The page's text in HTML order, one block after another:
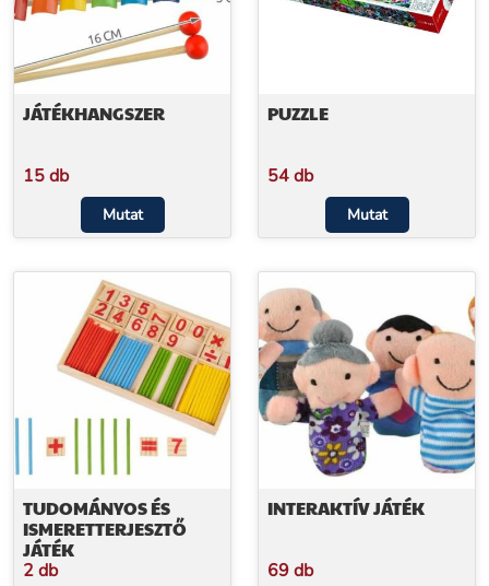
JÁTÉKHANGSZER
15 db
Mutat
PUZZLE
54 db
Mutat
TUDOMÁNYOS ÉS
ISMERETTERJESZTŐ
JÁTÉK
2 db
INTERAKTÍV JÁTÉK
69 db